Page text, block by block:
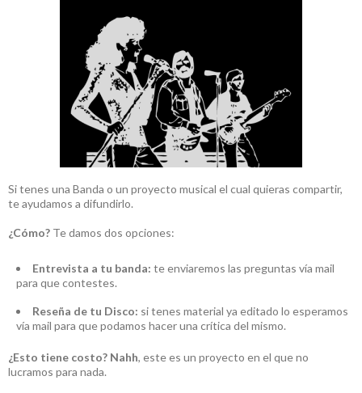
Si tenes una Banda o un proyecto musical el cual quieras compartir,
te ayudamos a difundirlo.
¿Cómo? Te damos dos opciones:
Entrevista a tu banda: te enviaremos las preguntas vía mail
para que contestes.
Reseña de tu Disco: si tenes material ya editado lo esperamos
vía mail para que podamos hacer una crítica del mismo.
¿Esto tiene costo? Nahh, este es un proyecto en el que no
lucramos para nada.